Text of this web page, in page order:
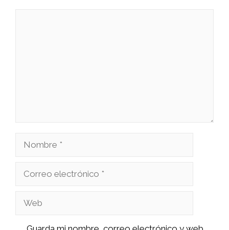
Nombre
Correo
Web